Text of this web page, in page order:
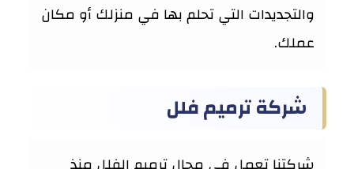
والتجديدات التي تحلم بها في منزلك أو مكان
عملك.
شركة ترميم فلل